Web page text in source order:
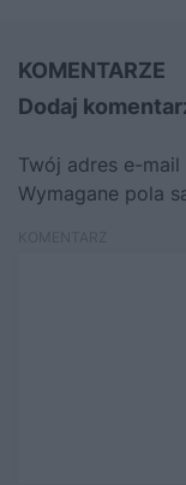
KOMENTARZE
Dodaj
Twój adres e-
Wymagane pola